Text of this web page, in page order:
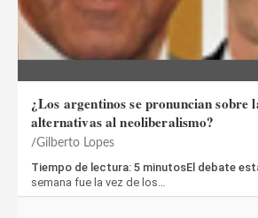
¿Los argentinos se pronuncian sobre
alternativas al neoliberalismo?
Gilberto Lopes
Tiempo de lectura: 5 minutosEl debate
semana fue la vez de los…